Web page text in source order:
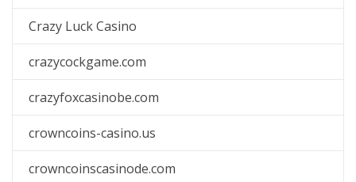
Crazy Luck Casino
crazycockgame.com
crazyfoxcasinobe.com
crowncoins-casino.us
crowncoinscasinode.com